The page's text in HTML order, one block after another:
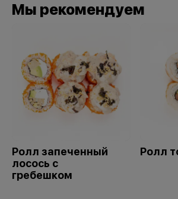
Мы рекомендуем
Ролл запеченный
лосось с
гребешком
Ролл